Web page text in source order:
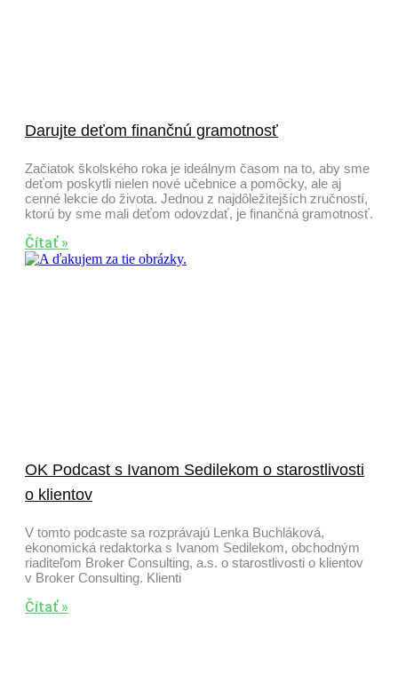
Darujte deťom finančnú gramotnosť
Začiatok školského roka je ideálnym časom na to, aby sme
deťom poskytli nielen nové učebnice a pomôcky, ale aj
cenné lekcie do života. Jednou z najdôležitejších zručností,
ktorú by sme mali deťom odovzdať, je finančná gramotnosť.
Čítať »
OK Podcast s Ivanom Sedilekom o starostlivosti
o klientov
V tomto podcaste sa rozprávajú Lenka Buchláková,
ekonomická redaktorka s Ivanom Sedilekom, obchodným
riaditeľom Broker Consulting, a.s. o starostlivosti o klientov
v Broker Consulting. Klienti
Čítať »